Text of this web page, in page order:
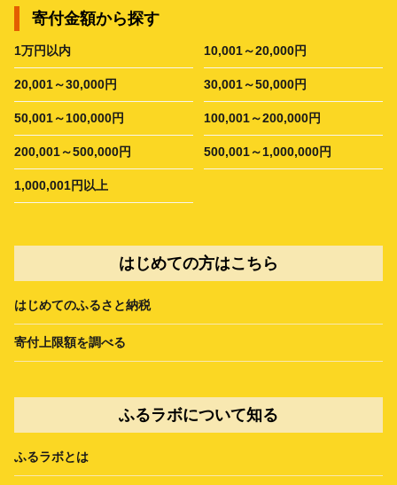
寄付金額から探す
1万円以内 10,001～20,000円
20,001～30,000円 30,001～50,000円
50,001～100,000円 100,001～200,000円
200,001～500,000円 500,001～1,000,000円
1,000,001円以上
はじめての方はこちら
はじめてのふるさと納税
寄付上限額を調べる
ふるラボについて知る
ふるラボとは